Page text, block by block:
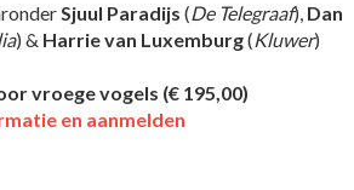
Sjuul Paradijs (De Telegraaf), Dan
) & Harrie van Luxemburg(Kluwer)
vroege vogels (€ 195,00)
en aanmelden